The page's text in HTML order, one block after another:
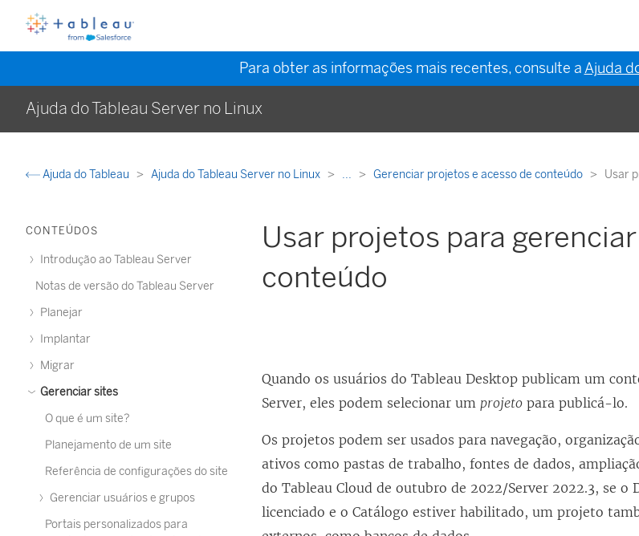
Para obter as informações mais recentes, consulte aAjuda
Ajuda do Tableau Server no Linux
Ajuda do Tableau Ajuda do Tableau Server no Linux ... Gerenciar projetos e acesso de conteúdo Usar
CONTEÚDOS
Introdução ao Tableau Server
Notas de versão do Tableau Server
Planejar
Implantar
Migrar
Gerenciar sites
O que é um site?
Planejamento de um site
Referência de configurações do site
Gerenciar usuários e grupos
Portais personalizados para
Usar projetos para
conteúdo
Quando os usuários do Tableau Desktop publicam um
Server, eles podem selecionar um projeto para publicá-lo.
Os projetos podem ser usados para navegação,
ativos como pastas de trabalho, fontes de dados,
do Tableau Cloud de outubro de 2022/Server 2022.3, se o
licenciado e o Catálogo estiver habilitado, um projeto